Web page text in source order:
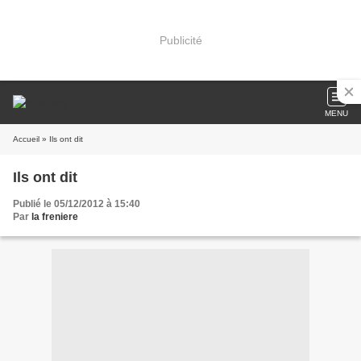
Publicité
MENU
Accueil » Ils ont dit
Ils ont dit
Publié le 05/12/2012 à 15:40
Par la freniere